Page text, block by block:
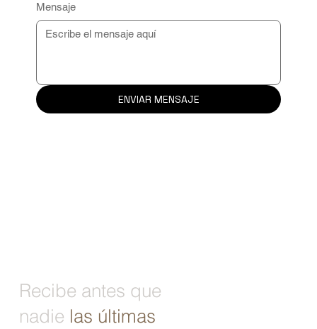
Mensaje
ENVIAR MENSAJE
Recibe antes que
nadie las últimas